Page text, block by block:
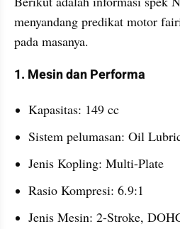
menyandang predikat motor
pada masanya.
1. Mesin dan Performa
Kapasitas: 149 cc
Sistem pelumasan: Oil
Jenis Kopling: Multi-Plate
Rasio Kompresi: 6.9:1
Jenis Mesin: 2-Stroke,